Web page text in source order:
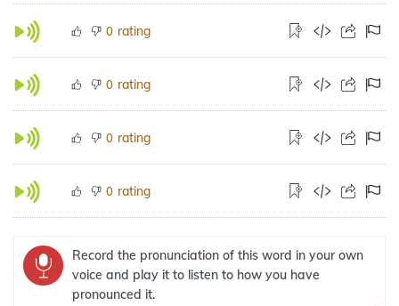
0 rating
0 rating
0 rating
0 rating
Record the pronunciation of this word in your own
voice and play it to listen to how you have
pronounced it.